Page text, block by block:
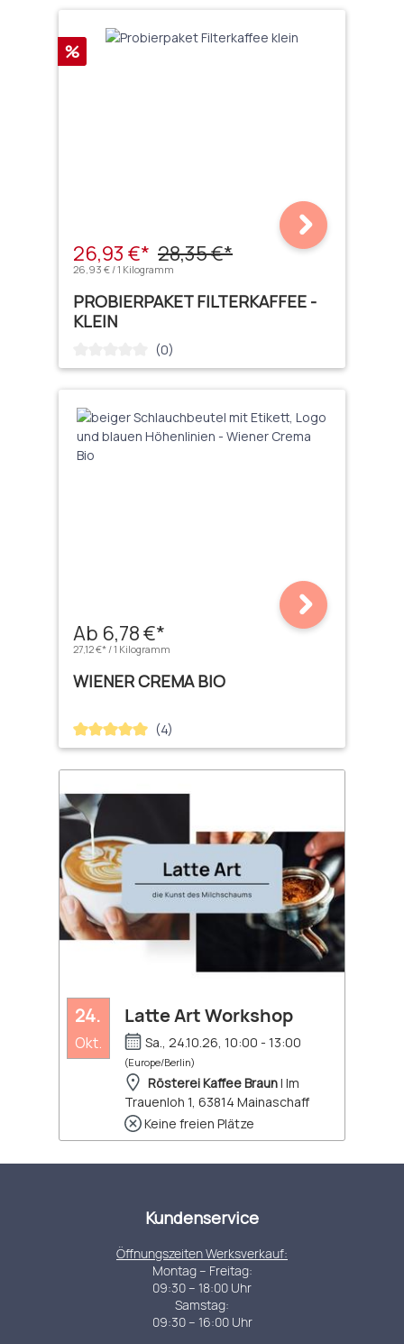
Rabatt
%
26,93 €* 28,35 €*
26,93 € / 1 Kilogramm
PROBIERPAKET FILTERKAFFEE -
KLEIN
Durchschnittliche Bewertung von 0 von 5 Sternen
(0)
Ab 6,78 €*
27,12 €* / 1 Kilogramm
WIENER CREMA BIO
Durchschnittliche Bewertung von 5 von 5 Sternen
(4)
24.
Okt.
Latte Art Workshop
Sa., 24.10.26, 10:00 - 13:00
(Europe/Berlin)
Rösterei Kaffee Braun| Im
Trauenloh 1, 63814 Mainaschaff
Keine freien Plätze
Kundenservice
Öffnungszeiten Werksverkauf:
Montag – Freitag:
09:30 – 18:00 Uhr
Samstag:
09:30 – 16:00 Uhr